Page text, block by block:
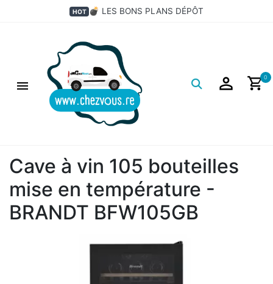
HOT 💣 LES BONS PLANS DÉPÔT
0
Cave à vin 105 bouteilles
mise en température -
BRANDT BFW105GB